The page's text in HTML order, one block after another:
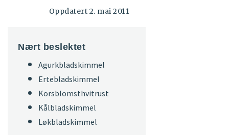
Oppdatert 2. mai 2011
Nært beslektet
Agurkbladskimmel
Ertebladskimmel
Korsblomsthvitrust
Kålbladskimmel
Løkbladskimmel